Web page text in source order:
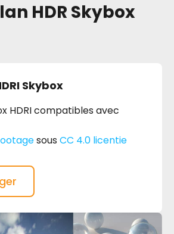
HDR Skybox
Skybox
HDRI compatibles avec
sousCC 4.0 licentie